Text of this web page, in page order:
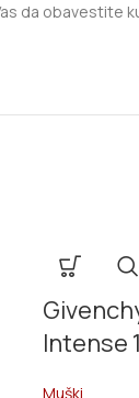
da obavestite
Intense
Muški